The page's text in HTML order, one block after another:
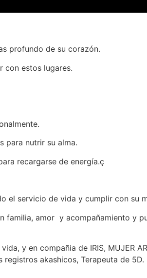
profundo de su corazón.
con estos lugares.
para nutrir su alma.
recargarse de energía.ç
el servicio de vida y cumplir con su
amor y acompañamiento y
y en compañia de IRIS, MUJER
akashicos, Terapeuta de 5D.